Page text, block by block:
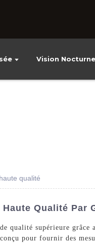
Vision Nocturne
qualité
Qualité Par
qualité supérieure
pour fournir des